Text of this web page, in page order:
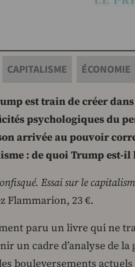
CAPITALISME ÉCONOMIE
est train de créer
psychologiques du
arrivée au pouvoir
: de quoi Trump est-il
Essai sur le
Flammarion, 23 €.
paru un livre qui ne
un cadre d’analyse de
bouleversements actuels